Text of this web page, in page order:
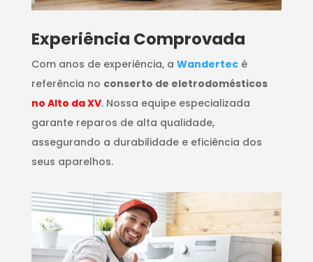
​Experiência Comprovada
Com anos de experiência, a Wandertecé
referência no conserto de eletrodomésticos
no Alto da XV. Nossa equipe especializada
garante reparos de alta qualidade,
assegurando a durabilidade e eficiência dos
seus aparelhos.